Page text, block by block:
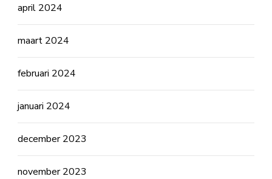
april 2024
maart 2024
februari 2024
januari 2024
december 2023
november 2023